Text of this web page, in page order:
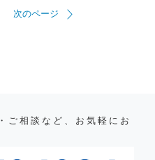
次のページ
ご相談など、お気軽にお